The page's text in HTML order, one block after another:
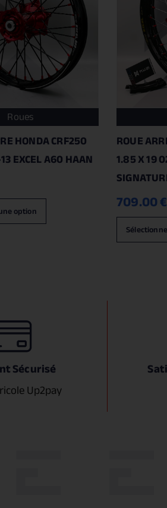
Roues
HONDA CRF250
EXCEL A60 HAAN
option
ROUE
1.85 X 19
709.00€
Sécurisé
Up2pay